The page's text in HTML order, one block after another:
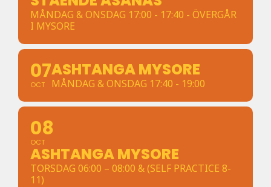
MÅNDAG & ONSDAG 17:00 - 17:40 - ÖVERGÅR
I MYSORE
07
OCT
ASHTANGA MYSORE
MÅNDAG & ONSDAG 17:40 - 19:00
08
OCT
ASHTANGA MYSORE
TORSDAG 06:00 – 08:00 & (SELF PRACTICE 8-
11)